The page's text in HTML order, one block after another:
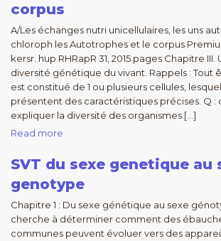
corpus
A/Les échanges nutri unicellulaires, les uns
chloroph les Autotrophes et le corpus
kersr. hup RHRapR 31, 2015 pages Chapitre III.
diversité génétique du vivant. Rappels : Tout
est constitué de 1 ou plusieurs cellules,
présentent des caractéristiques précises. Q :
expliquer la diversité des organismes […]
Read more
SVT du sexe genetique au
genotype
Chapitre 1 : Du sexe génétique au sexe
cherche à déterminer comment des
communes peuvent évoluer vers des